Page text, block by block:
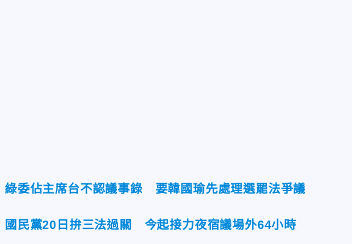
綠委佔主席台不認議事錄 要韓國瑜先處理選罷法爭議
國民黨20日拚三法過關 今起接力夜宿議場外64小時